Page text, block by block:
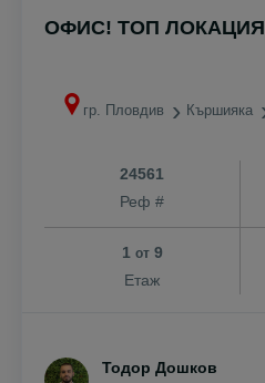
ОФИС! ТОП ЛОКАЦИЯ
гр. Пловдив Кършияка
24561
Реф #
1 от9
Етаж
Тодор Дошков